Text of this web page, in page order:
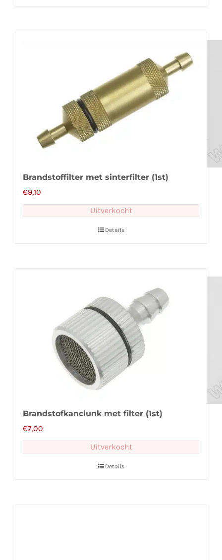
Brandstoffilter met sinterfilter (1st)
€9,10
Uitverkocht
Details
Brandstofkanclunk met filter (1st)
€7,00
Uitverkocht
Details